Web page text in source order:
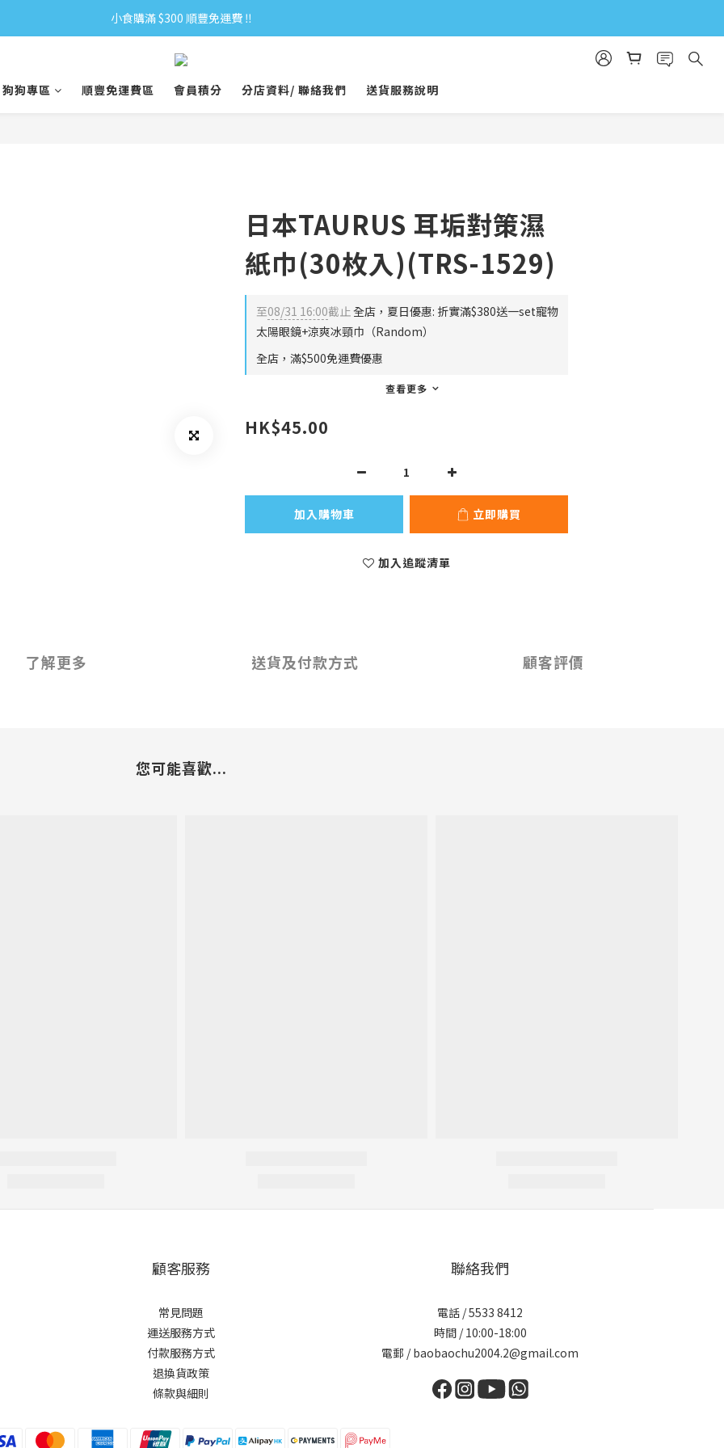
小食購滿 $300 順豐免運費 ‼
小食購滿 $300 順豐免運費 ‼
全單購滿 $500 免運費 ♥︎ 會員積分回贈 $1＝1Pt.
小食購滿 $300 順豐免運費 ‼
狗狗專區 順豐免運費區 會員積分 分店資料/ 聯絡我們 送貨服務說明
日本TAURUS 耳垢對策濕
紙巾(30枚入)(TRS-1529)
至08/31 16:00截止全店，夏日優惠: 折實滿$380送一set寵物
太陽眼鏡+涼爽冰頸巾（Random）
全店，滿$500免運費優惠
查看更多
HK$45.00
加入購物車 立即購買
加入追蹤清單
了解更多 送貨及付款方式 顧客評價
您可能喜歡...
顧客服務
常見問題
運送服務方式
付款服務方式
退換貨政策
條款與細則
聯絡我們
電話 / 5533 8412
時間 / 10:00-18:00
電郵 / baobaochu2004.2@gmail.com